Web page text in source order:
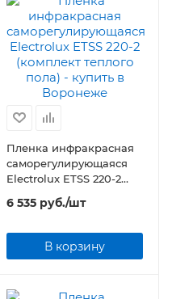
Пленка инфракрасная
саморегулирующаяся
Electrolux ETSS 220-2
(комплект теплого пола)
6 535руб./шт
В корзину